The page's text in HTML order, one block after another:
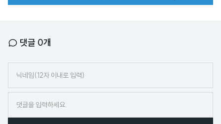
댓글 0개
임